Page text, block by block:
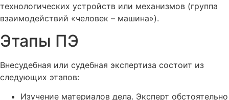
технологических устройств или механизмов (группа
взаимодействий «человек – машина»).
Этапы ПЭ
Внесудебная или судебная экспертиза состоит из
следующих этапов:
Изучение материалов дела. Эксперт обстоятельно